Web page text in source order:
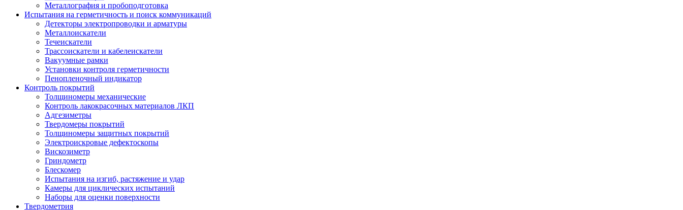
Металлография и пробоподготовка
Испытания на герметичность и поиск коммуникаций
Детекторы электропроводки и арматуры
Металлоискатели
Течеискатели
Трассоискатели и кабелеискатели
Вакуумные рамки
Установки контроля герметичности
Пенопленочный индикатор
Контроль покрытий
Толщиномеры механические
Контроль лакокрасочных материалов ЛКП
Адгезиметры
Твердомеры покрытий
Толщиномеры защитных покрытий
Электроискровые дефектоскопы
Вискозиметр
Гриндометр
Блескомер
Испытания на изгиб, растяжение и удар
Камеры для циклических испытаний
Наборы для оценки поверхности
Твердометрия